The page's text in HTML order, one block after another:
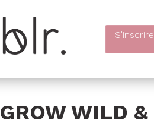
S'inscrire
GROW WILD &